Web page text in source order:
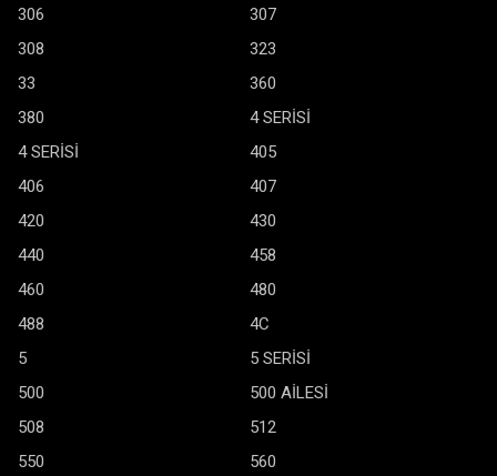
306
307
308
323
33
360
380
4 SERİSİ
4 SERİSİ
405
406
407
420
430
440
458
460
480
488
4C
5
5 SERİSİ
500
500 AİLESİ
508
512
550
560